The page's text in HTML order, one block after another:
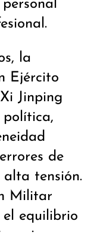
la
Ejército
Jinping
política,
de
alta tensión.
Militar
equilibrio